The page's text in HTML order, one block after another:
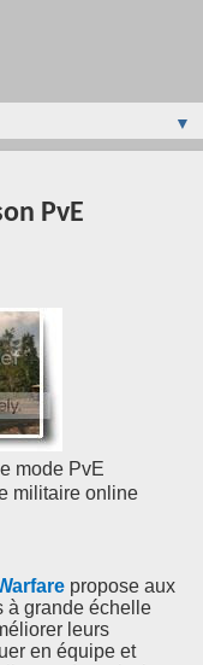
▼
PvE
mode PvE
militaire online
propose aux
à grande échelle
leurs
en équipe et